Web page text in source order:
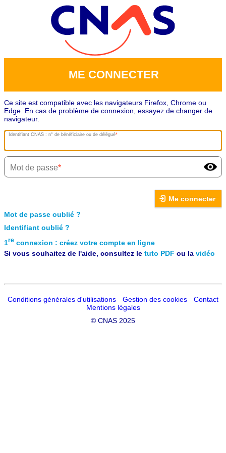
ME CONNECTER
Ce site est compatible avec les navigateurs Firefox, Chrome ou
Edge. En cas de problème de connexion, essayez de changer de
navigateur.
Identifiant CNAS : n° de bénéficiaire ou de délégué
Mot de passe
Me connecter
Mot de passe oublié ?
Identifiant oublié ?
1re connexion : créez votre compte en ligne
Si vous souhaitez de l'aide, consultez le tuto PDF ou la vidéo
Conditions générales d'utilisations Gestion des cookies
Contact
Mentions légales
© CNAS 2025